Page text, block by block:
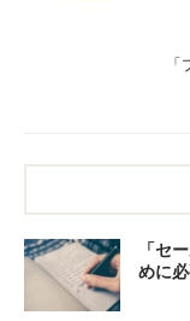
「セ
めに